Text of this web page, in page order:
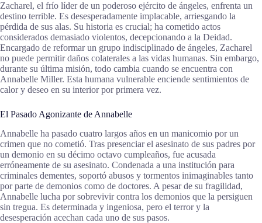
Zacharel, el frío líder de un poderoso ejército de ángeles, enfrenta un
destino terrible. Es desesperadamente implacable, arriesgando la
pérdida de sus alas. Su historia es crucial; ha cometido actos
considerados demasiado violentos, decepcionando a la Deidad.
Encargado de reformar un grupo indisciplinado de ángeles, Zacharel
no puede permitir daños colaterales a las vidas humanas. Sin embargo,
durante su última misión, todo cambia cuando se encuentra con
Annabelle Miller. Esta humana vulnerable enciende sentimientos de
calor y deseo en su interior por primera vez.
El Pasado Agonizante de Annabelle
Annabelle ha pasado cuatro largos años en un manicomio por un
crimen que no cometió. Tras presenciar el asesinato de sus padres por
un demonio en su décimo octavo cumpleaños, fue acusada
erróneamente de su asesinato. Condenada a una institución para
criminales dementes, soportó abusos y tormentos inimaginables tanto
por parte de demonios como de doctores. A pesar de su fragilidad,
Annabelle lucha por sobrevivir contra los demonios que la persiguen
sin tregua. Es determinada y ingeniosa, pero el terror y la
desesperación acechan cada uno de sus pasos.